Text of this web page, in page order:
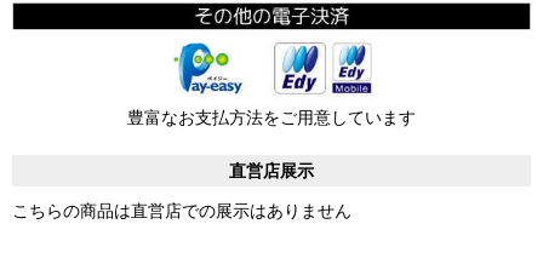
豊富なお支払方法をご用意しています
直営店展示
こちらの商品は直営店での展示はありません